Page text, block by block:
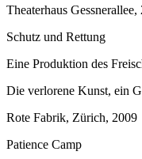
Theaterhaus Gessnerallee,
Schutz und Rettung
Eine Produktion des
Die verlorene Kunst, ein
Rote Fabrik, Zürich, 2009
Patience Camp